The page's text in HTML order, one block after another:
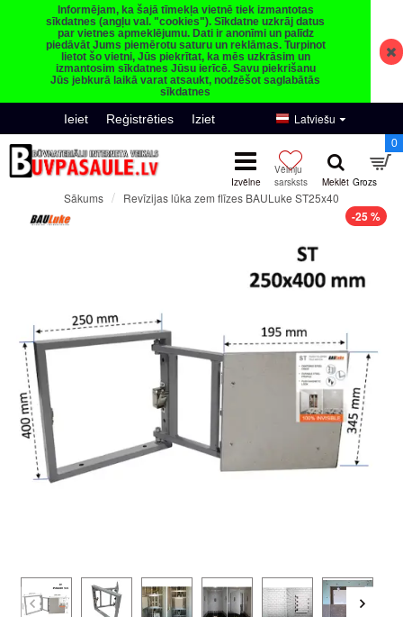
Informējam, ka šajā tīmekļa vietnē tiek izmantotas
sīkdatnes (angļu val. "cookies"). Sīkdatne uzkrāj datus
par vietnes apmeklējumu. Dati ir anonīmi un palīdz
piedāvāt Jums piemērotu saturu un reklāmas. Turpinot
lietot šo vietni, Jūs piekrītat, ka mēs uzkrāsim un
izmantosim sīkdatnes Jūsu ierīcē. Savu piekrišanu
Jūs jebkurā laikā varat atsaukt, nodzēšot saglabātās
sīkdatnes
Ieiet Reģistrēties Iziet Latviešu
0
Sākums Revīzijas lūka zem flīzes BAULuke ST25x40
-25 %